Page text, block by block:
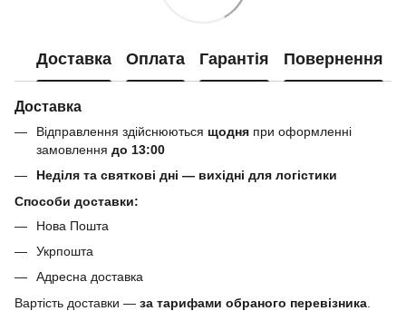
Доставка Оплата Гарантія Повернення
Доставка
Відправлення здійснюються щодня при оформленні
замовлення до 13:00
Неділя та святкові дні — вихідні для логістики
Способи доставки:
Нова Пошта
Укрпошта
Адресна доставка
Вартість доставки — за тарифами обраного перевізника